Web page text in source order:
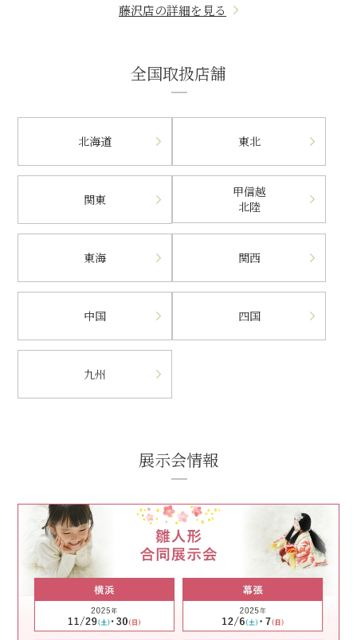
藤沢店の詳細を見る
全国取扱店舗
北海道 東北
関東
甲信越
北陸
東海 関西
中国 四国
九州
展示会情報